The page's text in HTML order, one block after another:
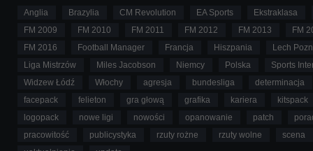
Anglia Brazylia CM Revolution EA Sports
Ekstraklasa
FM 2009
FM 2010 FM 2011 FM 2012 FM 2013
FM
FM 2016
Football Manager Francja Hiszpania
Lech
Liga Mistrzów
Miles Jacobson Niemcy Polska
Sports
Widzew Łódź
Włochy agresja bundesliga
determinacja
facepack
felieton gra głową grafika kariera
kitspack
logopack
nowe ligi nowości opanowanie patch
pracowitość
publicystyka rzuty rożne rzuty wolne
scena